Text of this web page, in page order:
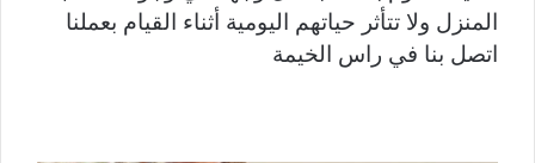
المنزل ولا تتأثر حياتهم اليومية أثناء القيام بعملنا
اتصل بنا في راس الخيمة